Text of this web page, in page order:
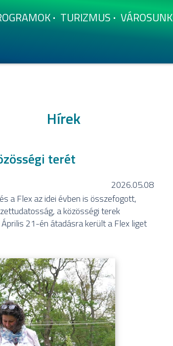
TURIZMUS VÁROSUNK
Hírek
terét
2026.05.08
a Flex az idei évben is összefogott,
a közösségi terek
21-én átadásra került a Flex liget